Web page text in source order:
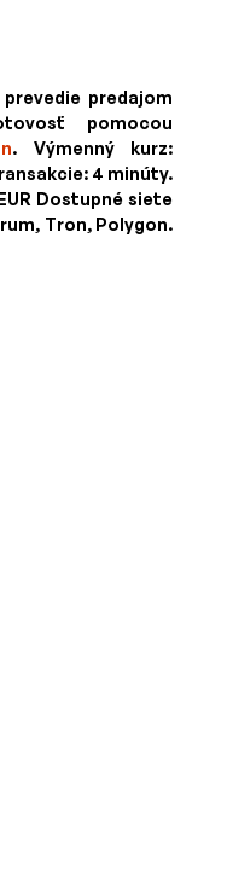
predajom
pomocou
. Výmenný kurz:
4 minúty.
Dostupné siete
Tron, Polygon.